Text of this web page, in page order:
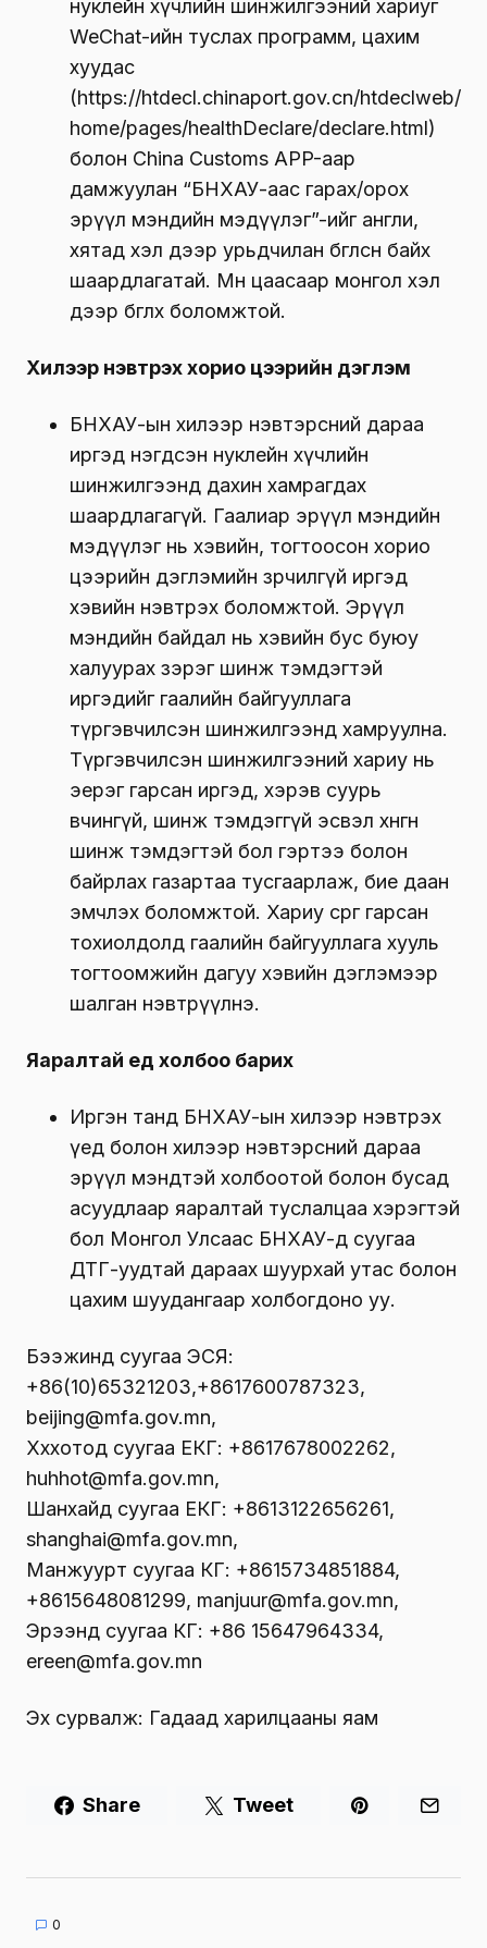
нуклейн хүчлийн шинжилгээний хариуг
WeChat-ийн туслах программ, цахим
хуудас
(https://htdecl.chinaport.gov.cn/htdeclweb/
home/pages/healthDeclare/declare.html)
болон China Customs APP-аар
дамжуулан “БНХАУ-аас гарах/орох
эрүүл мэндийн мэдүүлэг”-ийг англи,
хятад хэл дээр урьдчилан бөглөсөн байх
шаардлагатай. Мөн цаасаар монгол хэл
дээр бөглөх боломжтой.
Хилээр нэвтрэх хорио цээрийн дэглэм
БНХАУ-ын хилээр нэвтэрсний дараа
иргэд нэгдсэн нуклейн хүчлийн
шинжилгээнд дахин хамрагдах
шаардлагагүй. Гаалиар эрүүл мэндийн
мэдүүлэг нь хэвийн, тогтоосон хорио
цээрийн дэглэмийн зөрчилгүй иргэд
хэвийн нэвтрэх боломжтой. Эрүүл
мэндийн байдал нь хэвийн бус буюу
халуурах зэрэг шинж тэмдэгтэй
иргэдийг гаалийн байгууллага
түргэвчилсэн шинжилгээнд хамруулна.
Түргэвчилсэн шинжилгээний хариу нь
эерэг гарсан иргэд, хэрэв суурь
өвчингүй, шинж тэмдэггүй эсвэл хөнгөн
шинж тэмдэгтэй бол гэртээ болон
байрлах газартаа тусгаарлаж, бие даан
эмчлэх боломжтой. Хариу сөрөг гарсан
тохиолдолд гаалийн байгууллага хууль
тогтоомжийн дагуу хэвийн дэглэмээр
шалган нэвтрүүлнэ.
Яаралтай үед холбоо барих
Иргэн танд БНХАУ-ын хилээр нэвтрэх
үед болон хилээр нэвтэрсний дараа
эрүүл мэндтэй холбоотой болон бусад
асуудлаар яаралтай туслалцаа хэрэгтэй
бол Монгол Улсаас БНХАУ-д суугаа
ДТГ-уудтай дараах шуурхай утас болон
цахим шуудангаар холбогдоно уу.
Бээжинд суугаа ЭСЯ:
+86(10)65321203,+8617600787323,
beijing@mfa.gov.mn,
Хөххотод суугаа ЕКГ: +8617678002262,
huhhot@mfa.gov.mn,
Шанхайд суугаа ЕКГ: +8613122656261,
shanghai@mfa.gov.mn,
Манжуурт суугаа КГ: +8615734851884,
+8615648081299, manjuur@mfa.gov.mn,
Эрээнд суугаа КГ: +86 15647964334,
ereen@mfa.gov.mn
Эх сурвалж: Гадаад харилцааны яам
Share Tweet
0